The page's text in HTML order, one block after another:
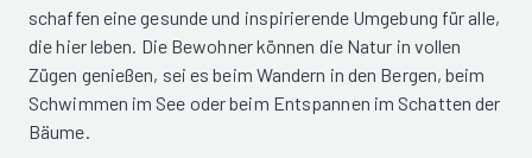
schaffen eine gesunde und inspirierende Umgebung für alle,
die hier leben. Die Bewohner können die Natur in vollen
Zügen genießen, sei es beim Wandern in den Bergen, beim
Schwimmen im See oder beim Entspannen im Schatten der
Bäume.